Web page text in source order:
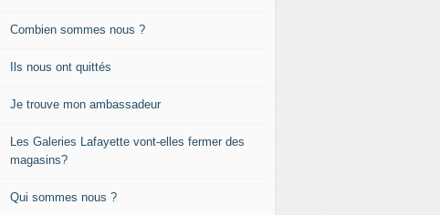
Combien sommes nous ?
Ils nous ont quittés
Je trouve mon ambassadeur
Les Galeries Lafayette vont-elles fermer des
magasins?
Qui sommes nous ?